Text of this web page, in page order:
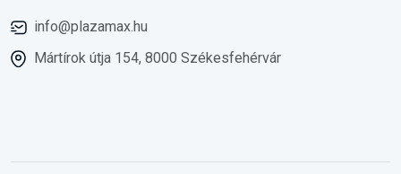
info@plazamax.hu
Mártírok útja 154, 8000 Székesfehérvár